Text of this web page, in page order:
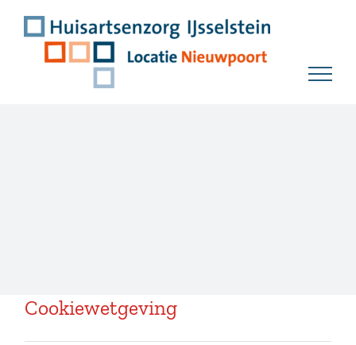
inhoud
Cookiewetgeving